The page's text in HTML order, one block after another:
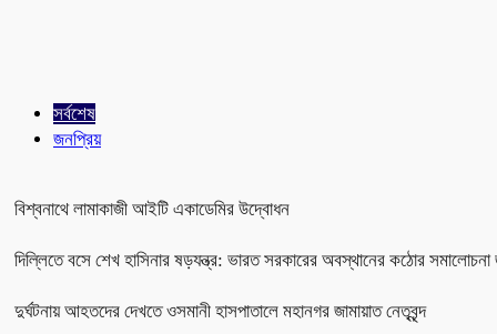
সর্বশেষ
জনপ্রিয়
বিশ্বনাথে লামাকাজী আইটি একাডেমির উদ্বোধন
দিল্লিতে বসে শেখ হাসিনার ষড়যন্ত্র: ভারত সরকারের অবস্থানের কঠোর সমালোচনা
দুর্ঘটনায় আহতদের দেখতে ওসমানী হাসপাতালে মহানগর জামায়াত নেতৃবৃন্দ